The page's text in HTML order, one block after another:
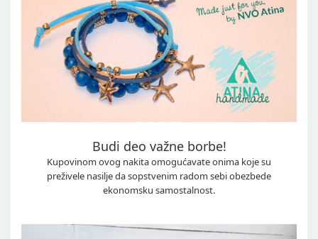
Budi deo važne borbe!
Kupovinom ovog nakita omogućavate onima koje su
preživele nasilje da sopstvenim radom sebi obezbede
ekonomsku samostalnost.